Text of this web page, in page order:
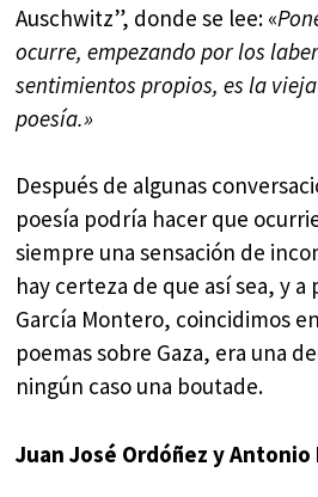
Auschwitz”, donde se lee: «
ocurre, empezando por los
sentimientos propios, es la
poesía.»
Después de algunas
poesía podría hacer que
siempre una sensación de
hay certeza de que así sea, y
García Montero, coincidimos
poemas sobre Gaza, era una
ningún caso una boutade.
Juan José Ordóñez y Antonio